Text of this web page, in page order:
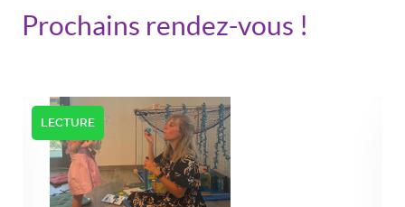
Prochains rendez-vous !
LECTURE